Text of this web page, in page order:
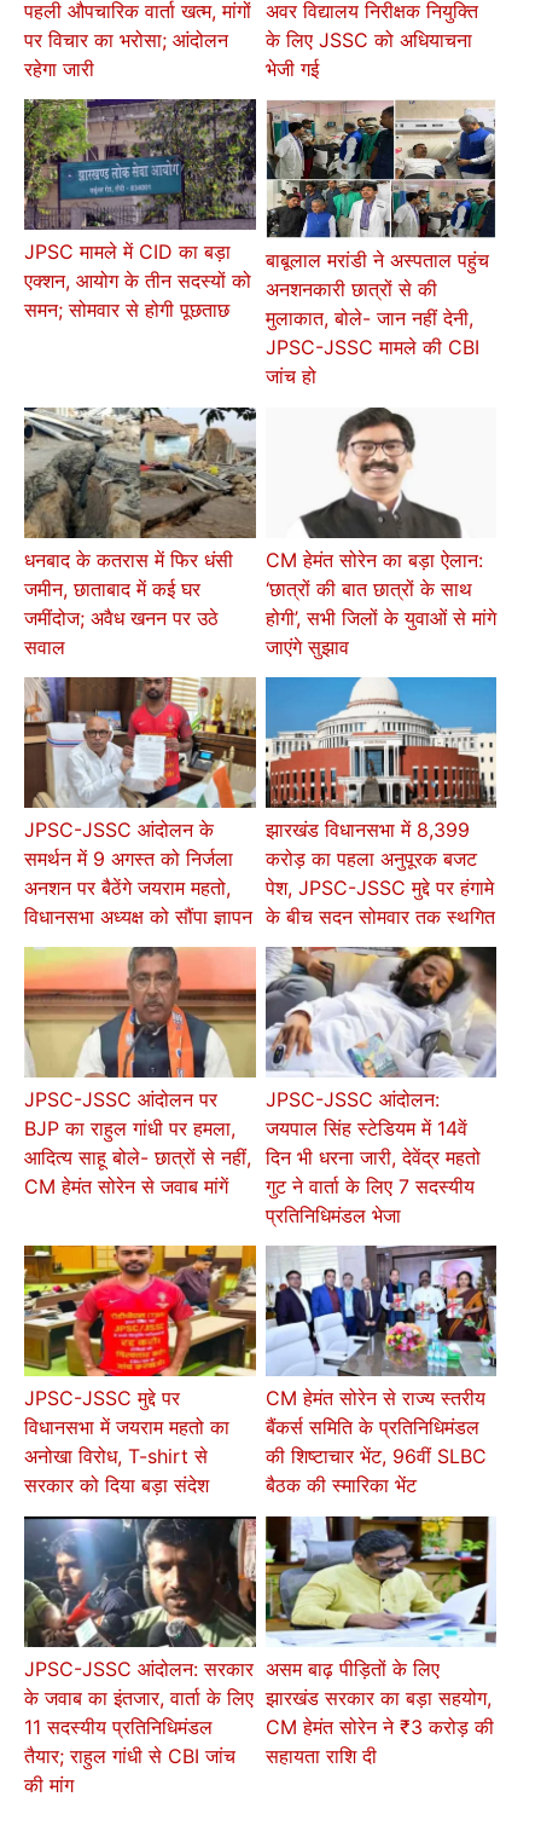
पहली औपचारिक वार्ता खत्म, मांगों
पर विचार का भरोसा; आंदोलन
रहेगा जारी
अवर विद्यालय निरीक्षक नियुक्ति
के लिए JSSC को अधियाचना
भेजी गई
JPSC मामले में CID का बड़ा
एक्शन, आयोग के तीन सदस्यों को
समन; सोमवार से होगी पूछताछ
बाबूलाल मरांडी ने अस्पताल पहुंच
अनशनकारी छात्रों से की
मुलाकात, बोले- जान नहीं देनी,
JPSC-JSSC मामले की CBI
जांच हो
धनबाद के कतरास में फिर धंसी
जमीन, छाताबाद में कई घर
जमींदोज; अवैध खनन पर उठे
सवाल
CM हेमंत सोरेन का बड़ा ऐलान:
‘छात्रों की बात छात्रों के साथ
होगी’, सभी जिलों के युवाओं से मांगे
जाएंगे सुझाव
JPSC-JSSC आंदोलन के
समर्थन में 9 अगस्त को निर्जला
अनशन पर बैठेंगे जयराम महतो,
विधानसभा अध्यक्ष को सौंपा ज्ञापन
झारखंड विधानसभा में 8,399
करोड़ का पहला अनुपूरक बजट
पेश, JPSC-JSSC मुद्दे पर हंगामे
के बीच सदन सोमवार तक स्थगित
JPSC-JSSC आंदोलन पर
BJP का राहुल गांधी पर हमला,
आदित्य साहू बोले- छात्रों से नहीं,
CM हेमंत सोरेन से जवाब मांगें
JPSC-JSSC आंदोलन:
जयपाल सिंह स्टेडियम में 14वें
दिन भी धरना जारी, देवेंद्र महतो
गुट ने वार्ता के लिए 7 सदस्यीय
प्रतिनिधिमंडल भेजा
JPSC-JSSC मुद्दे पर
विधानसभा में जयराम महतो का
अनोखा विरोध, T-shirt से
सरकार को दिया बड़ा संदेश
CM हेमंत सोरेन से राज्य स्तरीय
बैंकर्स समिति के प्रतिनिधिमंडल
की शिष्टाचार भेंट, 96वीं SLBC
बैठक की स्मारिका भेंट
JPSC-JSSC आंदोलन: सरकार
के जवाब का इंतजार, वार्ता के लिए
11 सदस्यीय प्रतिनिधिमंडल
तैयार; राहुल गांधी से CBI जांच
की मांग
असम बाढ़ पीड़ितों के लिए
झारखंड सरकार का बड़ा सहयोग,
CM हेमंत सोरेन ने ₹3 करोड़ की
सहायता राशि दी